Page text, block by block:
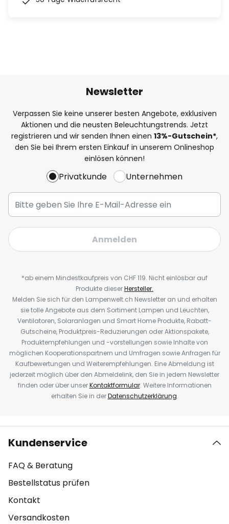
Newsletter
Verpassen Sie keine unserer besten Angebote, exklusiven
Aktionen und die neusten Beleuchtungstrends. Jetzt
registrieren und wir senden Ihnen einen 13%-Gutschein*,
den Sie bei Ihrem ersten Einkauf in unserem Onlineshop
einlösen können!
Privatkunde Unternehmen
Anmelden
*ab einem Mindestkaufpreis von CHF 119. Nicht einlösbar auf
Produkte dieserHersteller.
Melden Sie sich für den Lampenwelt.ch Newsletter an und erhalten
sie tolle Angebote aus dem Sortiment Lampen und Leuchten,
Ventilatoren, Solaranlagen und Smart Home Produkte, Rabatt-
Gutscheine, Produktpreis-Reduzierungen oder Aktionspakete,
Produktempfehlungen und -vorstellungen sowie Inhalte von
möglichen Kooperationspartnern und Umfragen sowie Anfragen für
Kaufbewertungen und Weiterempfehlungen. Eine Abmeldung ist
jederzeit möglich über den Abmeldelink, den Sie in jedem Newsletter
finden oder über unserKontaktformular. Weitere Informationen
erhalten Sie in derDatenschutzerklärung.
Kundenservice
FAQ & Beratung
Bestellstatus prüfen
Kontakt
Versandkosten